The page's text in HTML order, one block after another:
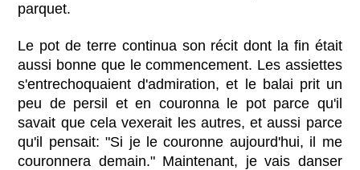
parquet.
Le pot de terre continua son récit dont la fin était
aussi bonne que le commencement. Les assiettes
s'entrechoquaient d'admiration, et le balai prit un
peu de persil et en couronna le pot parce qu'il
savait que cela vexerait les autres, et aussi parce
qu'il pensait: "Si je le couronne aujourd'hui, il me
couronnera demain." Maintenant, je vais danser